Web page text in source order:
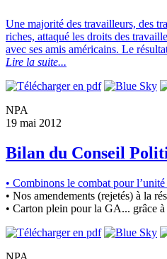
Une majorité des travailleurs, des
riches, attaqué les droits des
avec ses amis américains. Le
Lire la suite...
NPA
19 mai 2012
Bilan du Conseil
• Combinons le combat pour
• Nos amendements (rejetés) à la
• Carton plein pour la GA... grâce
NPA